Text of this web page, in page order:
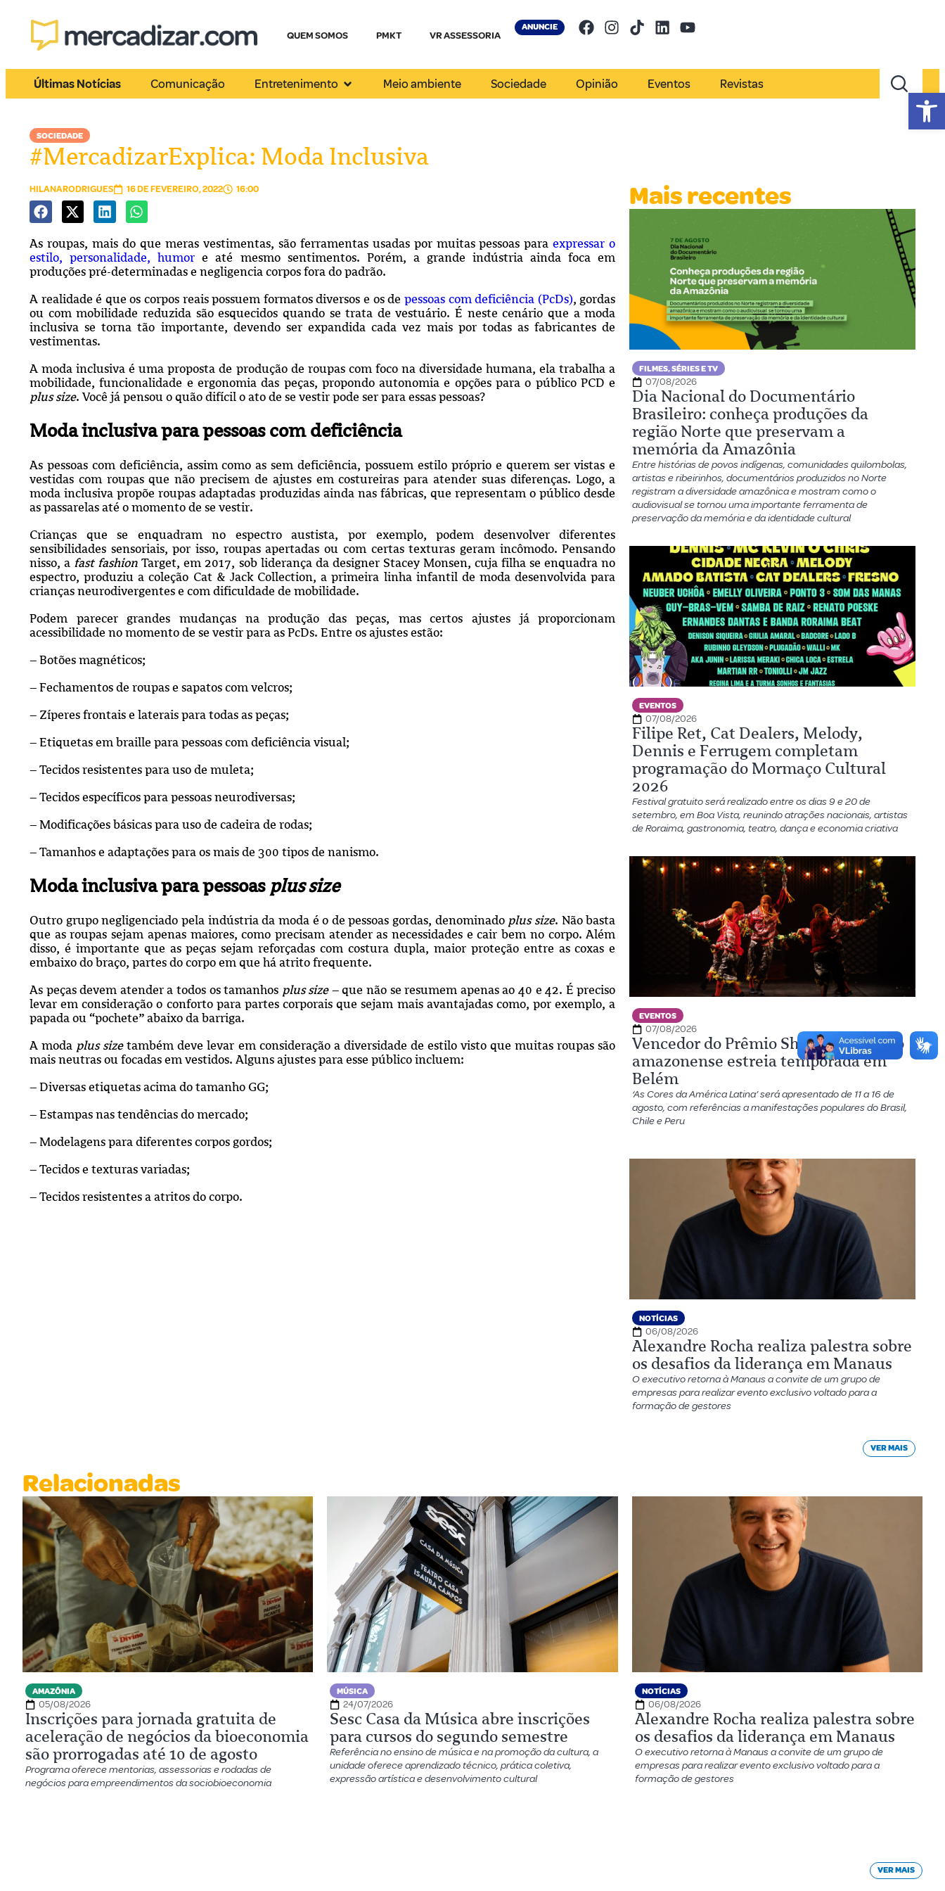
QUEM SOMOS PMKT VR ASSESSORIA
ANUNCIE
Últimas Notícias Comunicação Entretenimento Meio ambiente Sociedade Opinião Eventos Revistas
SOCIEDADE
#MercadizarExplica: Moda Inclusiva
HILANARODRIGUES 16 DE FEVEREIRO, 2022 16:00
As roupas, mais do que meras vestimentas, são ferramentas usadas por muitas pessoas paraexpressar o
estilo, personalidade, humor e até mesmo sentimentos. Porém, a grande indústria ainda foca em
produções pré-determinadas e negligencia corpos fora do padrão.
A realidade é que os corpos reais possuem formatos diversos e os de pessoas com deficiência (PcDs), gordas
ou com mobilidade reduzida são esquecidos quando se trata de vestuário. É neste cenário que a moda
inclusiva se torna tão importante, devendo ser expandida cada vez mais por todas as fabricantes de
vestimentas.
A moda inclusiva é uma proposta de produção de roupas com foco na diversidade humana, ela trabalha a
mobilidade, funcionalidade e ergonomia das peças, propondo autonomia e opções para o público PCD e
plus size. Você já pensou o quão difícil o ato de se vestir pode ser para essas pessoas?
Moda inclusiva para pessoas com deficiência
As pessoas com deficiência, assim como as sem deficiência, possuem estilo próprio e querem ser vistas e
vestidas com roupas que não precisem de ajustes em costureiras para atender suas diferenças. Logo, a
moda inclusiva propõe roupas adaptadas produzidas ainda nas fábricas, que representam o público desde
as passarelas até o momento de se vestir.
Crianças que se enquadram no espectro austista, por exemplo, podem desenvolver diferentes
sensibilidades sensoriais, por isso, roupas apertadas ou com certas texturas geram incômodo. Pensando
nisso, a fast fashionTarget, em 2017, sob liderança da designer Stacey Monsen, cuja filha se enquadra no
espectro, produziu a coleção Cat & Jack Collection, a primeira linha infantil de moda desenvolvida para
crianças neurodivergentes e com dificuldade de mobilidade.
Podem parecer grandes mudanças na produção das peças, mas certos ajustes já proporcionam
acessibilidade no momento de se vestir para as PcDs. Entre os ajustes estão:
– Botões magnéticos;
– Fechamentos de roupas e sapatos com velcros;
– Zíperes frontais e laterais para todas as peças;
– Etiquetas em braille para pessoas com deficiência visual;
– Tecidos resistentes para uso de muleta;
– Tecidos específicos para pessoas neurodiversas;
– Modificações básicas para uso de cadeira de rodas;
– Tamanhos e adaptações para os mais de 300 tipos de nanismo.
Moda inclusiva para pessoas plus size
Outro grupo negligenciado pela indústria da moda é o de pessoas gordas, denominado plus size. Não basta
que as roupas sejam apenas maiores, como precisam atender as necessidades e cair bem no corpo. Além
disso, é importante que as peças sejam reforçadas comcostura dupla, maior proteção entre as coxas e
embaixo do braço, partes do corpo em que há atrito frequente.
As peças devem atender a todos os tamanhos plus size– que não se resumem apenas ao 40 e 42. É preciso
levar em consideração o conforto para partes corporais que sejam mais avantajadas como, por exemplo, a
papada ou “pochete” abaixo da barriga.
A moda plus sizetambém deve levar em consideração a diversidade de estilo visto que muitas roupas são
mais neutras ou focadas em vestidos. Alguns ajustes para esse público incluem:
– Diversas etiquetas acima do tamanho GG;
– Estampas nas tendências do mercado;
– Modelagens para diferentes corpos gordos;
– Tecidos e texturas variadas;
– Tecidos resistentes a atritos do corpo.
Mais recentes
FILMES, SÉRIES E TV
07/08/2026
Dia Nacional do Documentário
Brasileiro: conheça produções da
região Norte que preservam a
memória da Amazônia
Entre histórias de povos indígenas, comunidades quilombolas,
artistas e ribeirinhos, documentários produzidos no Norte
registram a diversidade amazônica e mostram como o
audiovisual se tornou uma importante ferramenta de
preservação da memória e da identidade cultural
EVENTOS
07/08/2026
Filipe Ret, Cat Dealers, Melody,
Dennis e Ferrugem completam
programação do Mormaço Cultural
2026
Festival gratuito será realizado entre os dias 9 e 20 de
setembro, em Boa Vista, reunindo atrações nacionais, artistas
de Roraima, gastronomia, teatro, dança e economia criativa
EVENTOS
07/08/2026
Vencedor do Prêmio Shell, espetáculo
amazonense estreia temporada em
Belém
‘As Cores da América Latina’ será apresentado de 11 a 16 de
agosto, com referências a manifestações populares do Brasil,
Chile e Peru
NOTÍCIAS
06/08/2026
Alexandre Rocha realiza palestra sobre
os desafios da liderança em Manaus
O executivo retorna à Manaus a convite de um grupo de
empresas para realizar evento exclusivo voltado para a
formação de gestores
VER MAIS
Relacionadas
AMAZÔNIA
05/08/2026
Inscrições para jornada gratuita de
aceleração de negócios da bioeconomia
são prorrogadas até 10 de agosto
Programa oferece mentorias, assessorias e rodadas de
negócios para empreendimentos da sociobioeconomia
MÚSICA
24/07/2026
Sesc Casa da Música abre inscrições
para cursos do segundo semestre
Referência no ensino de música e na promoção da cultura, a
unidade oferece aprendizado técnico, prática coletiva,
expressão artística e desenvolvimento cultural
NOTÍCIAS
06/08/2026
Alexandre Rocha realiza palestra sobre
os desafios da liderança em Manaus
O executivo retorna à Manaus a convite de um grupo de
empresas para realizar evento exclusivo voltado para a
formação de gestores
VER MAIS